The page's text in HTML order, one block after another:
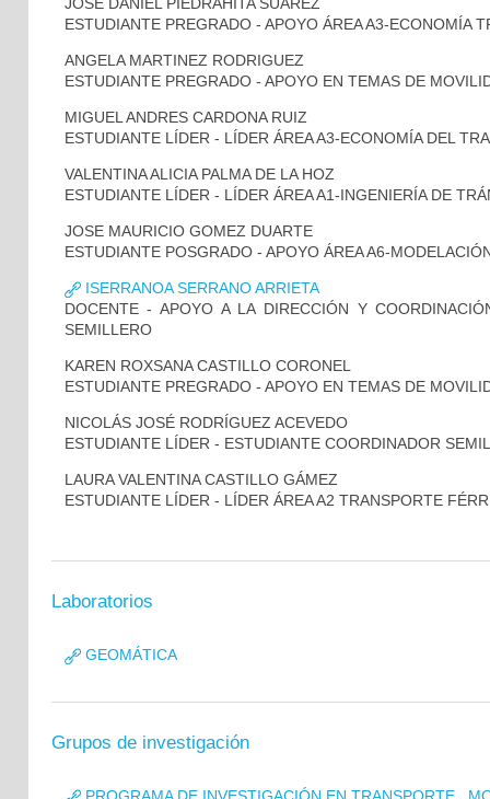
ESTUDIANTE PREGRADO - APOYO ÁREA A3-ECONOMÍA
ANGELA MARTINEZ RODRIGUEZ
ESTUDIANTE PREGRADO - APOYO EN TEMAS DE
MIGUEL ANDRES CARDONA RUIZ
ESTUDIANTE LÍDER - LÍDER ÁREA A3-ECONOMÍA DEL
VALENTINA ALICIA PALMA DE LA HOZ
ESTUDIANTE LÍDER - LÍDER ÁREA A1-INGENIERÍA DE
JOSE MAURICIO GOMEZ DUARTE
ESTUDIANTE POSGRADO - APOYO ÁREA A6-
ISERRANOA SERRANO ARRIETA
DOCENTE - APOYO A LA DIRECCIÓN Y
SEMILLERO
KAREN ROXSANA CASTILLO CORONEL
ESTUDIANTE PREGRADO - APOYO EN TEMAS DE
NICOLÁS JOSÉ RODRÍGUEZ ACEVEDO
ESTUDIANTE LÍDER - ESTUDIANTE COORDINADOR
LAURA VALENTINA CASTILLO GÁMEZ
ESTUDIANTE LÍDER - LÍDER ÁREA A2 TRANSPORTE
Laboratorios
GEOMÁTICA
Grupos de investigación